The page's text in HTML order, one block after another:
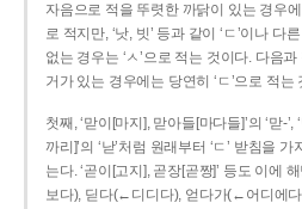
자음으로 적을 뚜렷한 까닭이 있는 경우에
로 적지만, ‘낫, 빗’ 등과 같이 ‘ㄷ’이나 다
없는 경우는 ‘ㅅ’으로 적는 것이다. 다음
거가 있는 경우에는 당연히 ‘ㄷ’으로 적는
첫째, ‘맏이[마지], 맏아들[마다들]’의 ‘맏-’,
까리]’의 ‘낟’처럼 원래부터 ‘ㄷ’ 받침을
는다. ‘곧이[고지], 곧장[곧짱]’ 등도 이에
보다), 딛다(←디디다), 얻다가(←어디에다